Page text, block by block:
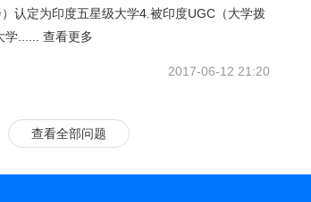
认定为印度五星级大学4.被印度UGC（大学拨
学...... 查看更多
2017-06-12 21:20
查看全部问题